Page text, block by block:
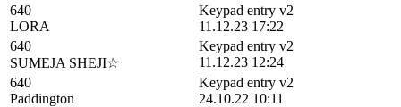
640
LORA
Keypad entry v2
11.12.23 17:22
640
SUMEJA SHEJI☆
Keypad entry v2
11.12.23 12:24
640
Paddington
Keypad entry v2
24.10.22 10:11